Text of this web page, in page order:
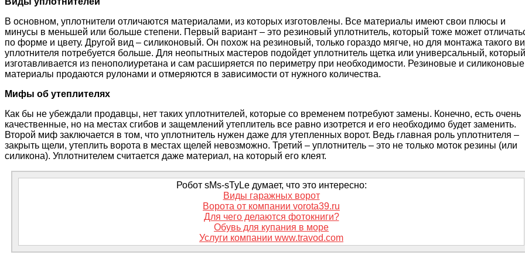
В основном, уплотнители отличаются материалами, из которых изготовлены. Все материалы имеют свои плюсы и
минусы в меньшей или больше степени. Первый вариант – это резиновый уплотнитель, который тоже может
по форме и цвету. Другой вид – силиконовый. Он похож на резиновый, только гораздо мягче, но для монтажа такого
уплотнителя потребуется больше. Для неопытных мастеров подойдет уплотнитель щетка или универсальный, который
изготавливается из пенополиуретана и сам расширяется по периметру при необходимости. Резиновые и силиконовые
материалы продаются рулонами и отмеряются в зависимости от нужного количества.
Мифы об утеплителях
Как бы не убеждали продавцы, нет таких уплотнителей, которые со временем потребуют замены. Конечно, есть очень
качественные, но на местах сгибов и защемлений утеплитель все равно изотрется и его необходимо будет заменить.
Второй миф заключается в том, что уплотнитель нужен даже для утепленных ворот. Ведь главная роль уплотнителя –
закрыть щели, утеплить ворота в местах щелей невозможно. Третий – уплотнитель – это не только моток резины (или
силикона). Уплотнителем считается даже материал, на который его клеят.
Робот sMs-sTyLe думает, что это интересно:
Виды гаражных ворот
Ворота от компании vorota39.ru
Для чего делаются фотокниги?
Обувь для купания в море
Услуги компании www.travod.com